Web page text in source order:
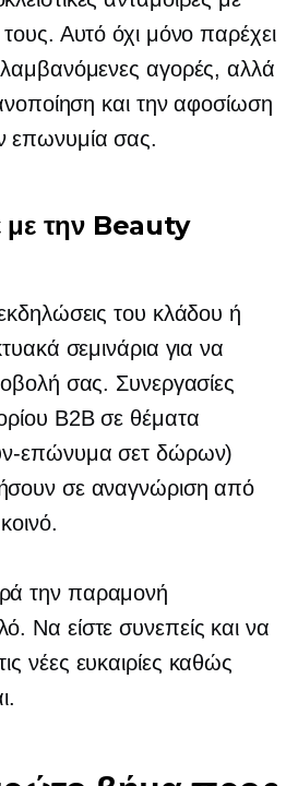
Αυτό όχι μόνο παρέχει
αγορές, αλλά
και την αφοσίωση
επωνυμία σας.
με την Beauty
του κλάδου ή
σεμινάρια για να
σας. Συνεργασίες
B2B σε θέματα
επώνυμα σετ δώρων)
σε αναγνώριση από
την παραμονή
Να είστε συνεπείς και να
νέες ευκαιρίες καθώς